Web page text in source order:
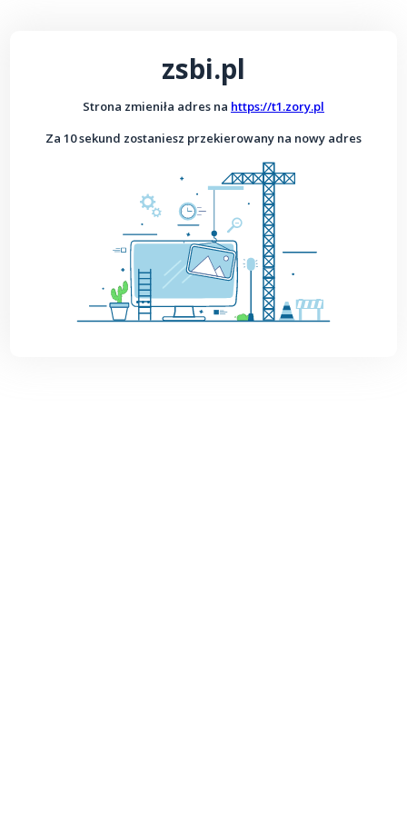
zsbi.pl
Strona zmieniła adres na https://t1.zory.pl
Za 10 sekund zostaniesz przekierowany na nowy adres